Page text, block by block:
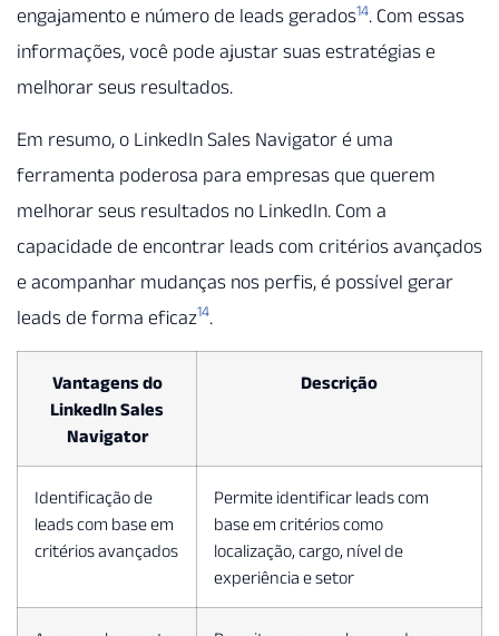
engajamento e número de leads gerados14. Com essas
informações, você pode ajustar suas estratégias e
melhorar seus resultados.
Em resumo, o LinkedIn Sales Navigator é uma
ferramenta poderosa para empresas que querem
melhorar seus resultados no LinkedIn. Com a
capacidade de encontrar leads com critérios avançados
e acompanhar mudanças nos perfis, é possível gerar
leads de forma eficaz14.
Vantagens do
LinkedIn Sales
Navigator
Descrição
Identificação de
leads com base em
critérios avançados
Permite identificar leads com
base em critérios como
localização, cargo, nível de
experiência e setor